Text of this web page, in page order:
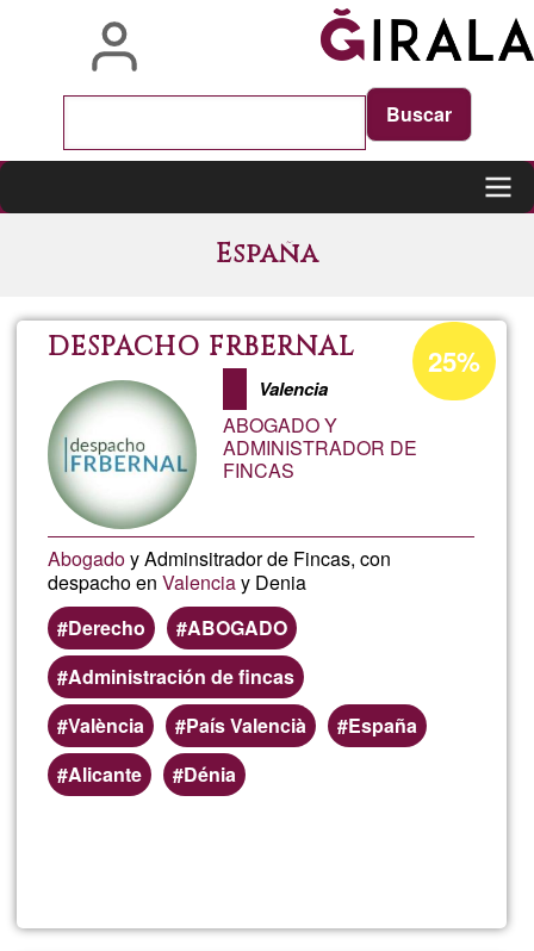
España
DESPACHO FRBERNAL
Valencia
ABOGADO Y
ADMINISTRADOR DE
FINCAS
Abogadoy Adminsitrador de Fincas, con
despacho enValenciay Denia
Derecho
ABOGADO
Administración de fincas
València
País Valencià
España
Alicante
Dénia
Acceptance
percentage
Ğ1
25%